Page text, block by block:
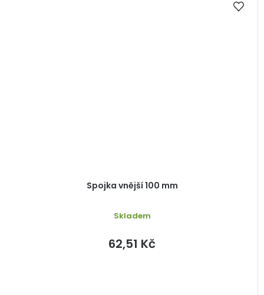
Spojka vnější 100 mm
Skladem
62,51 Kč